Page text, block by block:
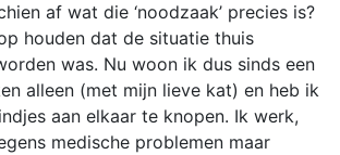
af wat die ‘noodzaak’ precies is?
houden dat de situatie thuis
was. Nu woon ik dus sinds een
alleen (met mijn lieve kat) en heb ik
aan elkaar te knopen. Ik werk,
medische problemen maar